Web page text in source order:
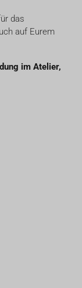
das
auf Eurem
im Atelier,